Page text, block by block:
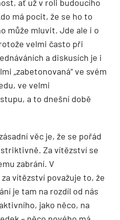
ať už v roli budoucího
má pocit, že se ho to
může mluvit. Jde ale i o
velmi často při
a diskusích je i
„zabetonovaná“ ve svém
ve velmi
a to dnešní době
věc je, že se pořád
Za vítězství se
zabrání. V
vítězství považuje to, že
je tam na rozdíl od nás
jako něco, na